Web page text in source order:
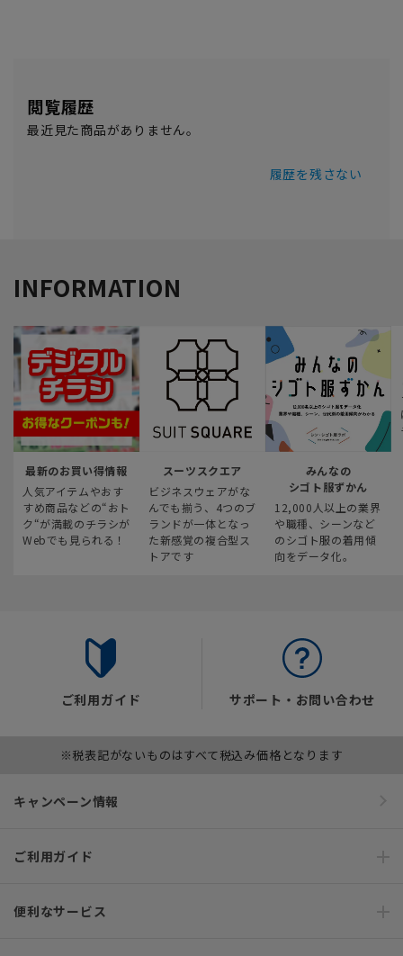
閲覧履歴
最近見た商品がありません。
履歴を残さない
INFORMATION
最新のお買い得情報
人気アイテムやおす
すめ商品などの“おト
ク“が満載のチラシが
Webでも見られる！
スーツスクエア
ビジネスウェアがな
んでも揃う、4つのブ
ランドが一体となっ
た新感覚の複合型ス
トアです
みんなの
シゴト服ずかん
12,000人以上の業界
や職種、シーンなど
のシゴト服の着用傾
向をデータ化。
ご利用ガイド サポート・お問い合わせ
※税表記がないものはすべて税込み価格となります
キャンペーン情報
ご利用ガイド
便利なサービス